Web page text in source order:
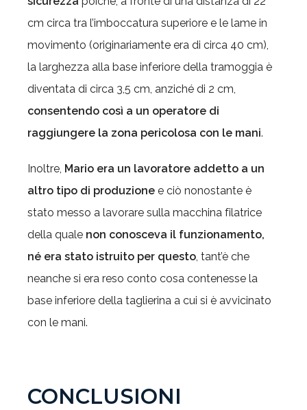
cm circa tra l’imboccatura superiore e le lame in
movimento (originariamente era di circa 40 cm),
la larghezza alla base inferiore della tramoggia è
diventata di circa 3,5 cm, anziché di 2 cm,
consentendo così a un operatore di
raggiungere la zona pericolosa con le mani.
Inoltre, Mario era un lavoratore addetto a un
altro tipo di produzione e ciò nonostante è
stato messo a lavorare sulla macchina filatrice
della quale non conosceva il funzionamento,
né era stato istruito per questo, tant’è che
neanche si era reso conto cosa contenesse la
base inferiore della taglierina a cui si è avvicinato
con le mani.
CONCLUSIONI